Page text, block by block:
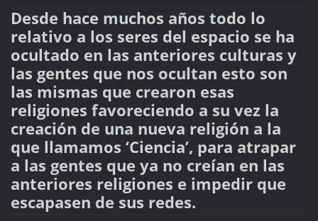
Desde hace muchos años todo lo
relativo a los seres del espacio se ha
ocultado en las anteriores culturas y
las gentes que nos ocultan esto son
las mismas que crearon esas
religiones favoreciendo a su vez la
creación de una nueva religión a la
que llamamos ‘Ciencia’, para atrapar
a las gentes que ya no creían en las
anteriores religiones e impedir que
escapasen de sus redes.